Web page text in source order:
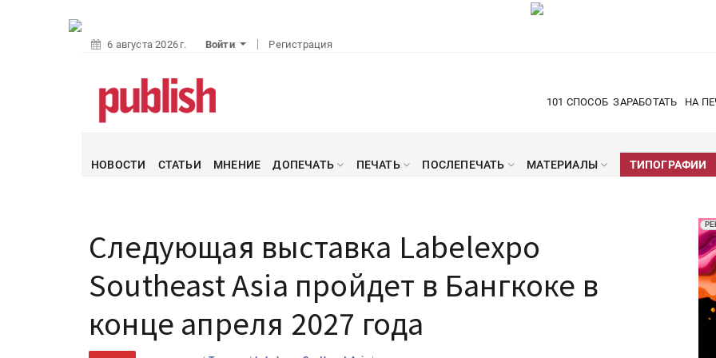
6 августа 2026 г. Войти Регистрация
101 СПОСОБ ЗАРАБОТАТЬ НА
НОВОСТИ СТАТЬИ МНЕНИЕ ДОПЕЧАТЬ ПЕЧАТЬ ПОСЛЕПЕЧАТЬ МАТЕРИАЛЫ ТИПОГРАФИИ
Следующая выставка Labelexpo
Southeast Asia пройдет в Бангкоке в
конце апреля 2027 года